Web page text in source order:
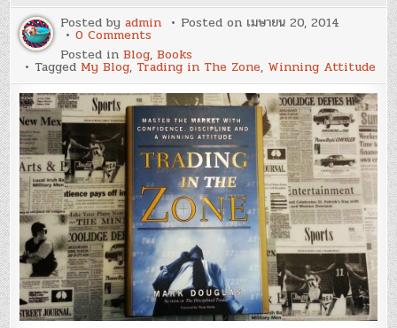
Posted byadmin Posted on เมษายน 20, 2014
0 Comments
Blog
45
:
“Winning
Attitude”
–
ข้อคิด
จาก
หนังสือ
Trading
in
The
Zone
Posted inBlog,Books
Tagged My Blog, Trading in The Zone, Winning Attitude